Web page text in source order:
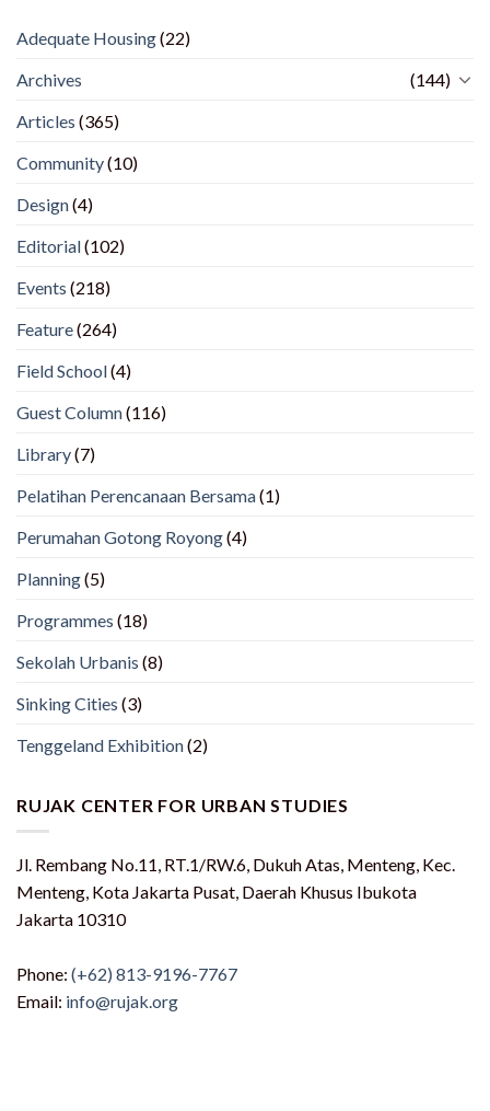
Adequate Housing(22)
Archives
(144)
Articles (365)
Community(10)
Design(4)
Editorial(102)
Events (218)
Feature(264)
Field School(4)
Guest Column(116)
Library(7)
Pelatihan Perencanaan Bersama(1)
Perumahan Gotong Royong(4)
Planning(5)
Programmes (18)
Sekolah Urbanis (8)
Sinking Cities (3)
Tenggeland Exhibition(2)
RUJAK CENTER FOR URBAN STUDIES
Jl. Rembang No.11, RT.1/RW.6, Dukuh Atas, Menteng, Kec.
Menteng, Kota Jakarta Pusat, Daerah Khusus Ibukota
Jakarta 10310
Phone: (+62) 813-9196-7767
Email: info@rujak.org